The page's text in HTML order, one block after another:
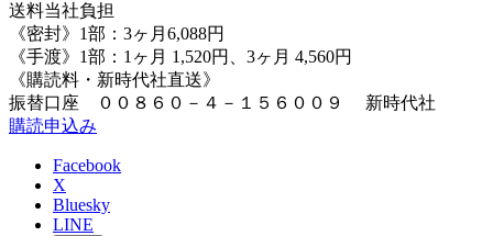
送料当社負担
《密封》1部：3ヶ月6,088円
《手渡》1部：1ヶ月 1,520円、3ヶ月 4,560円
《購読料・新時代社直送》
振替口座 ００８６０－４－１５６００９ 新時代社
購読申込み
Facebook
X
Bluesky
LINE